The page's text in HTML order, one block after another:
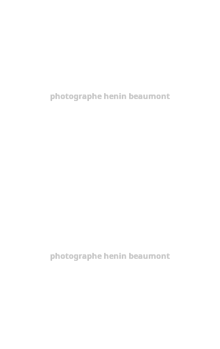
photographe henin beaumont
photographe henin beaumont